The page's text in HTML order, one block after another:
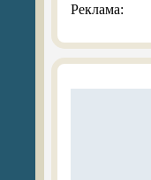
Реклама: